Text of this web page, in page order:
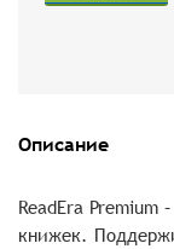
Описание
ReadEra Premium
книжек.